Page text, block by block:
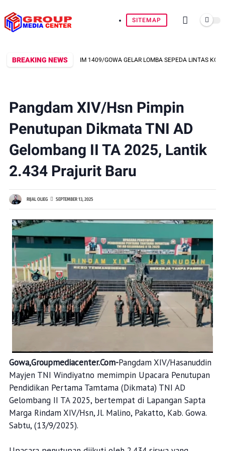
SITEMAP
BREAKING NEWS
HUT RI KE-81, KODIM 1409/GOWA GELAR LOMBA SEPEDA LINTAS KOLAM DI
Pangdam XIV/Hsn Pimpin
Penutupan Dikmata TNI AD
Gelombang II TA 2025, Lantik
2.434 Prajurit Baru
RIJAL OLIEG SEPTEMBER 13, 2025
Gowa,Groupmediacenter.Com-Pangdam XIV/Hasanuddin
Mayjen TNI Windiyatno memimpin Upacara Penutupan
Pendidikan Pertama Tamtama (Dikmata) TNI AD
Gelombang II TA 2025, bertempat di Lapangan Sapta
Marga Rindam XIV/Hsn, Jl. Malino, Pakatto, Kab. Gowa.
Sabtu, (13/9/2025).